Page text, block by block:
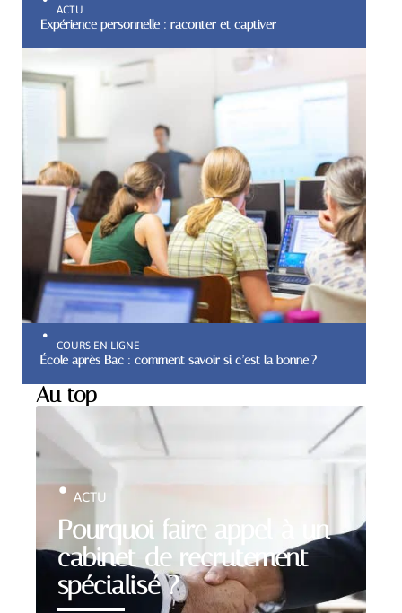
ACTU
Expérience personnelle : raconter et captiver
COURS EN LIGNE
École après Bac : comment savoir si c’est la bonne ?
Au top
Pourquoi faire appel à un
cabinet de recrutement
spécialisé ?
ACTU